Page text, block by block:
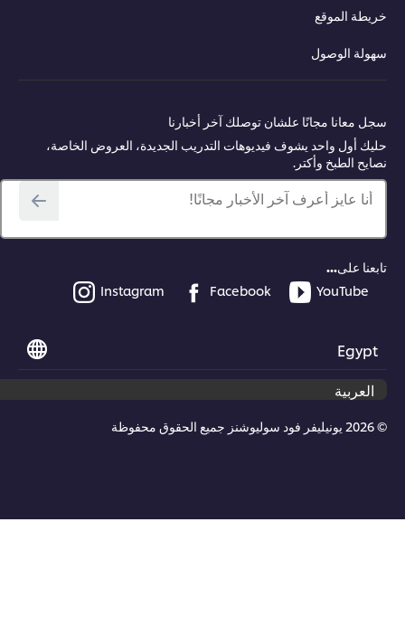
الموقع
الوصول
معانا مجانًا علشان توصلك آخر أخبارنا
أول واحد يشوف فيديوهات التدريب الجديدة، العروض الخاصة،
الطبخ وأكتر.
أنا عايز أعرف آخر الأخبار مجانًا!
على...
YouTube
Facebook
Instagram